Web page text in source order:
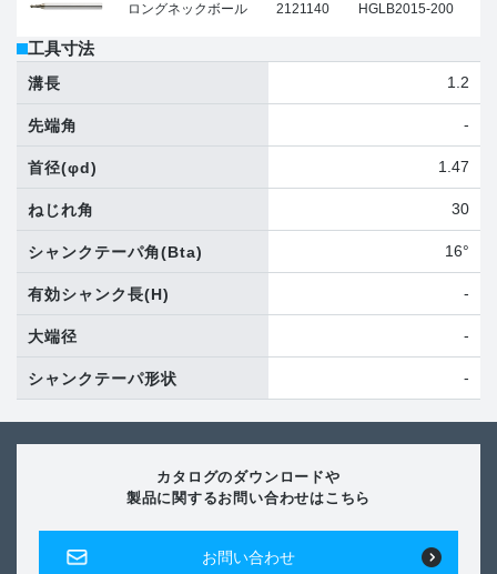
ロングネックボール 2121140 HGLB2015-200
工具寸法
溝長 1.2
先端角 -
首径(φd) 1.47
ねじれ角 30
シャンクテーパ角(Bta) 16°
有効シャンク長(H) -
大端径 -
シャンクテーパ形状 -
カタログのダウンロードや
製品に関するお問い合わせはこちら
お問い合わせ